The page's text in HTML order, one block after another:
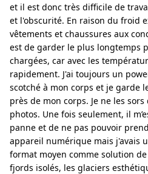
et il est donc très difficile de
et l'obscurité. En raison du froid
vêtements et chaussures aux
est de garder le plus longtemps
chargées, car avec les
rapidement. J'ai toujours un
scotché à mon corps et je garde
près de mon corps. Je ne les
photos. Une fois seulement, il
panne et de ne pas pouvoir
appareil numérique mais j'avais
format moyen comme solution
fjords isolés, les glaciers